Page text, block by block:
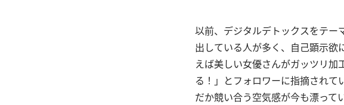
以前、デジタルデトックスをテ
出している人が多く、自己顕示
えば美しい女優さんがガッツリ
る！」とフォロワーに指摘され
だか競い合う空気感が今も漂って